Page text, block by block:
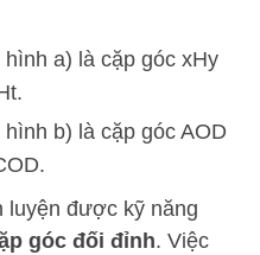
a) là cặp góc xHy
b) là cặp góc AOD
luyện được kỹ năng
góc đối đỉnh. Việc